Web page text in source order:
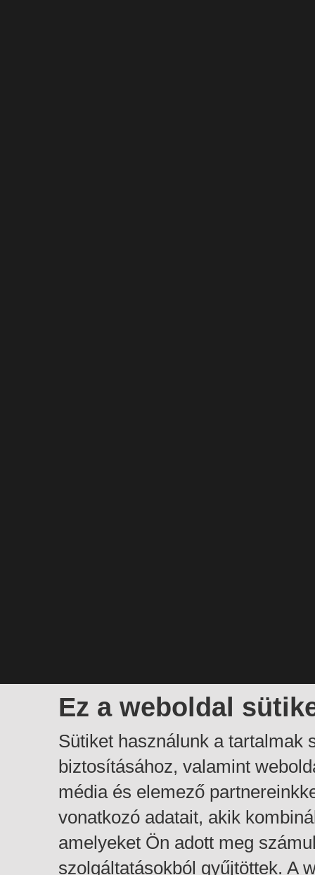
Ez a weboldal
Sütiket használunk a tartalmak
biztosításához, valamint
média és elemező
vonatkozó adatait, akik
amelyeket Ön adott meg
szolgáltatásokból gyűjtöttek. A